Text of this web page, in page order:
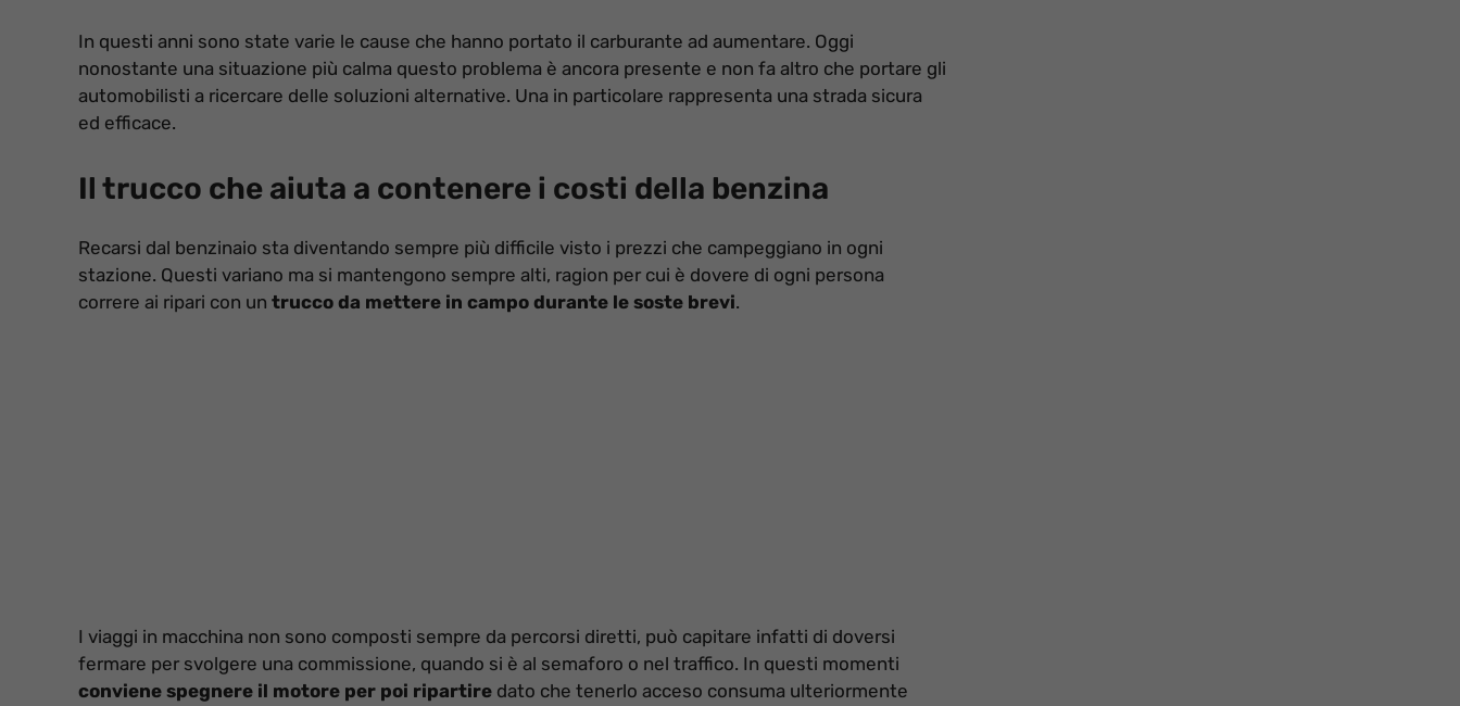
In questi anni sono state varie le cause che hanno portato il carburante ad aumentare. Oggi
nonostante una situazione più calma questo problema è ancora presente e non fa altro che portare gli
automobilisti a ricercare delle soluzioni alternative. Una in particolare rappresenta una strada sicura
ed efficace.
Il trucco che aiuta a contenere i costi della benzina
Recarsi dal benzinaio sta diventando sempre più difficile visto i prezzi che campeggiano in ogni
stazione. Questi variano ma si mantengono sempre alti, ragion per cui è dovere di ogni persona
correre ai ripari con un trucco da mettere in campo durante le soste brevi.
I viaggi in macchina non sono composti sempre da percorsi diretti, può capitare infatti di doversi
fermare per svolgere una commissione, quando si è al semaforo o nel traffico. In questi momenti
conviene spegnere il motore per poi ripartire dato che tenerlo acceso consuma ulteriormente